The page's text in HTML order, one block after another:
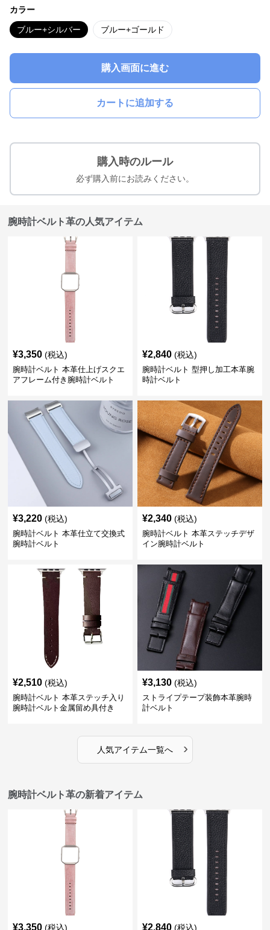
カラー
ブルー+シルバー ブルー+ゴールド
購入画面に進む
カートに追加する
購入時のルール
必ず購入前にお読みください。
腕時計ベルト革の人気アイテム
¥3,350 (税込)
腕時計ベルト 本革仕上げスクエ
アフレーム付き腕時計ベルト
¥2,840 (税込)
腕時計ベルト 型押し加工本革腕
時計ベルト
¥3,220 (税込)
腕時計ベルト 本革仕立て交換式
腕時計ベルト
¥2,340 (税込)
腕時計ベルト 本革ステッチデザ
イン腕時計ベルト
¥2,510 (税込)
腕時計ベルト 本革ステッチ入り
腕時計ベルト金属留め具付き
¥3,130 (税込)
ストライプテープ装飾本革腕時
計ベルト
人気アイテム一覧へ ›
腕時計ベルト革の新着アイテム
¥3,350 (税込) ¥2,840 (税込)